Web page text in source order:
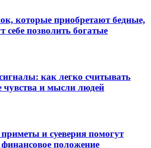
которые приобретают бедные,
себе позволить богатые
как легко считывать
чувства и мысли людей
и суеверия помогут
положение